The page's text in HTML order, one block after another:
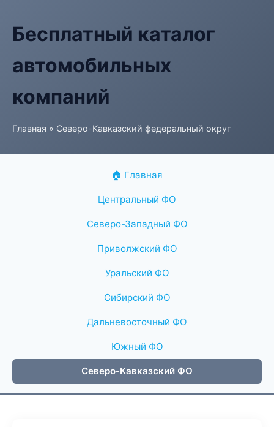
Бесплатный каталог
автомобильных
компаний
Главная » Северо-Кавказский федеральный округ
🏠 Главная
Центральный ФО
Северо-Западный ФО
Приволжский ФО
Уральский ФО
Сибирский ФО
Дальневосточный ФО
Южный ФО
Северо-Кавказский ФО